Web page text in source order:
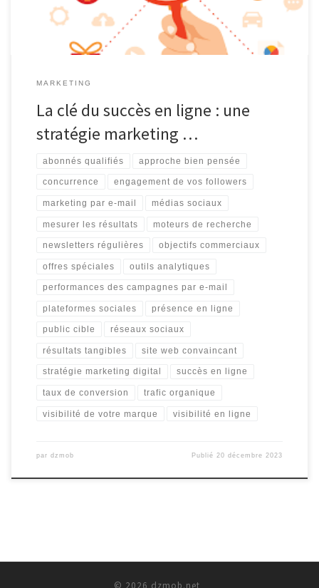
MARKETING
La clé du succès en ligne : une
stratégie marketing …
abonnés qualifiés approche bien pensée
concurrence engagement de vos followers
marketing par e-mail médias sociaux
mesurer les résultats moteurs de recherche
newsletters régulières objectifs commerciaux
offres spéciales outils analytiques
performances des campagnes par e-mail
plateformes sociales présence en ligne
public cible réseaux sociaux
résultats tangibles site web convaincant
stratégie marketing digital succès en ligne
taux de conversion trafic organique
visibilité de votre marque visibilité en ligne
par dzmob Publié20 décembre 2023